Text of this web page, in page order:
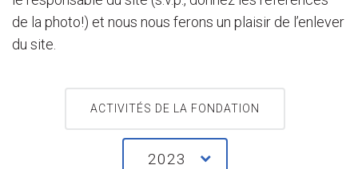
de la photo!) et nous nous ferons un plaisir de l’enlever
du site.
ACTIVITÉS DE LA FONDATION
2023